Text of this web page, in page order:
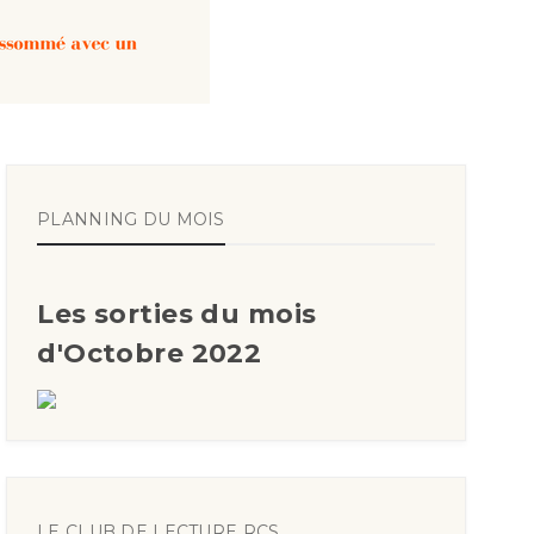
PLANNING DU MOIS
Les sorties du mois
d'Octobre 2022